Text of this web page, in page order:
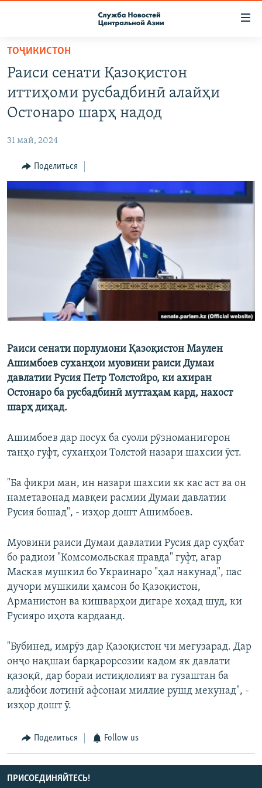
Вернуться
основному
содержанию
Вернутся
главной
Вернутся
поиску
КОНТАКТЫ
НАСТОЯЩЕЕ ВРЕМЯ
МИГРАНТ МЕДИА
ТОҶИКИСТОН
Раиси сенати Қазоқистон
иттиҳоми русбадбинӣ алайҳи
Остонаро шарҳ надод
31 май, 2024
Поделиться
Раиси сенати порлумони Қазоқистон Маулен
Ашимбоев суханҳои муовини раиси Думаи
давлатии Русия Петр Толстойро, ки ахиран
Остонаро ба русбадбинӣ муттаҳам кард, нахост
шарҳ диҳад.
Ашимбоев дар посух ба суоли рӯзноманигорон
танҳо гуфт, суханҳои Толстой назари шахсии ӯст.
"Ба фикри ман, ин назари шахсии як кас аст ва он
наметавонад мавқеи расмии Думаи давлатии
Русия бошад", - изҳор дошт Ашимбоев.
Муовини раиси Думаи давлатии Русия дар суҳбат
бо радиои "Комсомольская правда" гуфт, агар
Маскав мушкил бо Украинаро "ҳал накунад", пас
дучори мушкили ҳамсон бо Қазоқистон,
Арманистон ва кишварҳои дигаре хоҳад шуд, ки
Русияро иҳота кардаанд.
"Бубинед, имрӯз дар Қазоқистон чи мегузарад. Дар
онҷо нақшаи барқарорсозии кадом як давлати
қазоқӣ, дар бораи истиқлолият ва гузаштан ба
алифбои лотинӣ афсонаи миллие рушд мекунад", -
изҳор дошт ӯ.
Поделиться Follow us
ПРИСОЕДИНЯЙТЕСЬ!